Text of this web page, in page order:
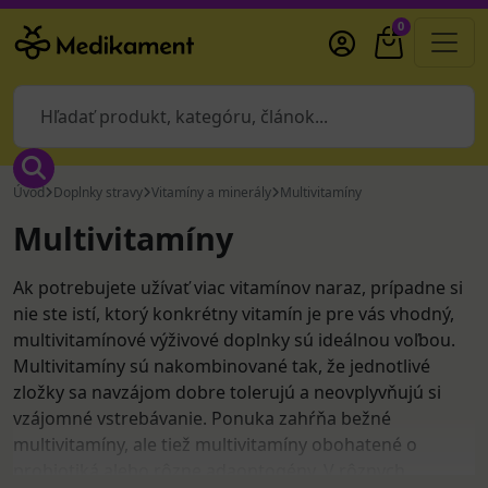
0
Úvod Doplnky stravy Vitamíny a minerály Multivitamíny
Multivitamíny
Ak potrebujete užívať viac vitamínov naraz, prípadne si
nie ste istí, ktorý konkrétny vitamín je pre vás vhodný,
multivitamínové výživové doplnky sú ideálnou voľbou.
Multivitamíny sú nakombinované tak, že jednotlivé
zložky sa navzájom dobre tolerujú a neovplyvňujú si
vzájomné vstrebávanie. Ponuka zahŕňa bežné
multivitamíny, ale tiež multivitamíny obohatené o